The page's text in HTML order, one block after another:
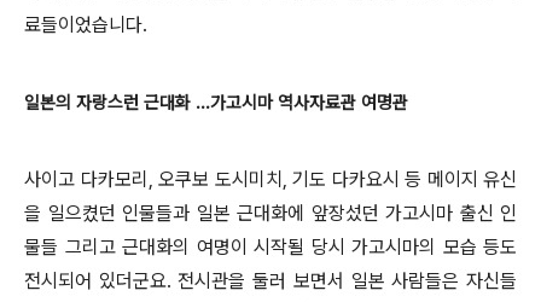
료들이었습니다.
일본의 자랑스런 근대화 ...가고시마 역사자료관 여명관
사이고 다카모리, 오쿠보 도시미치, 기도 다카요시 등 메이지 유신
을 일으켰던 인물들과 일본 근대화에 앞장섰던 가고시마 출신 인
물들 그리고 근대화의 여명이 시작될 당시 가고시마의 모습 등도
전시되어 있더군요. 전시관을 둘러 보면서 일본 사람들은 자신들